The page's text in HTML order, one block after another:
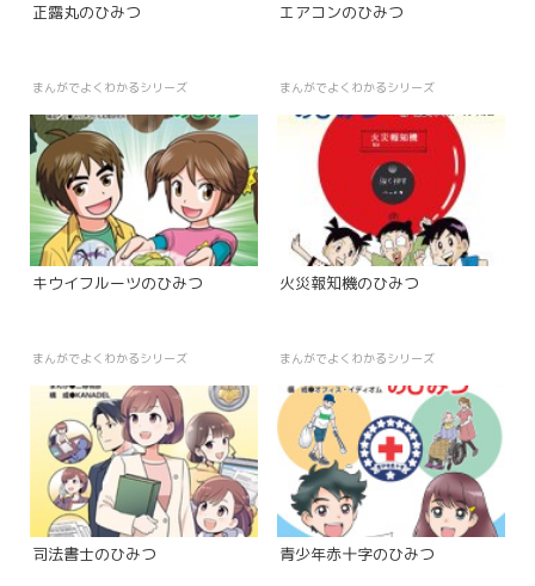
正露丸のひみつ
まんがでよくわかるシリーズ
エアコンのひみつ
まんがでよくわかるシリーズ
キウイフルーツのひみつ
まんがでよくわかるシリーズ
火災報知機のひみつ
まんがでよくわかるシリーズ
司法書士のひみつ 青少年赤十字のひみつ